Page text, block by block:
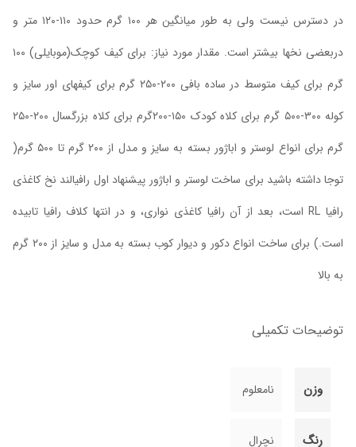
در دسترس نیست ولی به طور میانگین هر ۱۰۰ گرم حدود ۱۱۰-۱۲۰ متر و
دربعضی نخها بیشتر است. مقدار مورد نیاز: برای کیف کوچک(موبایلی) ۱۰۰
گرم برای کیف متوسط در ساده بافی ۲۰۰-۲۵۰ گرم برای کیفهای اور سایز و
کوله ۳۰۰-۵۰۰ گرم برای کلاه کودک ۱۵۰-۲۰۰گرم برای کلاه بزرگسال ۲۰۰-۲۵۰
گرم برای انواع لوستر و اباژور بسته به سایز و مدل از ۲۰۰ گرم تا ۵۰۰ گرم(
توجا داشته باشید برای ساخت لوستر و اباژور پیشنهاد اول رافیالند نخ کاغذی
رافیا RL است، بعد از آن رافیا کاغذی نواری، و در انتها کلاف رافیا تابیده
است.) برای ساخت انواع دکور و دیوار کوب بسته به مدل و سایز از ۲۰۰ گرم
به بالا
توضیحات تکمیلی
وزن نامعلوم
رنگ نچرال